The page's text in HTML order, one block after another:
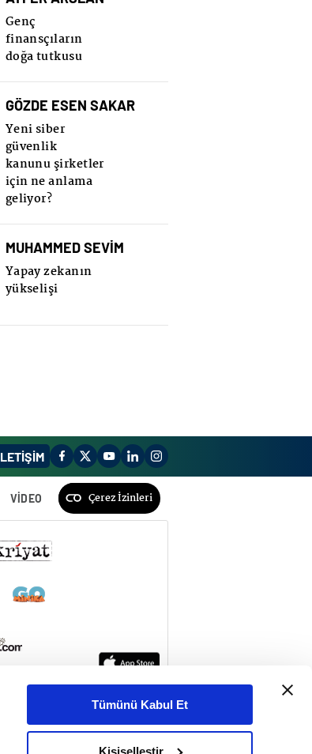
Tümünü Kabul Et
Kişiselleştir
Genç
finansçıların
doğa tutkusu
GÖZDE ESEN SAKAR
Yeni siber
güvenlik
kanunu şirketler
için ne anlama
geliyor?
MUHAMMED SEVİM
Yapay zekanın
yükselişi
VİDEO Çerez İzinleri